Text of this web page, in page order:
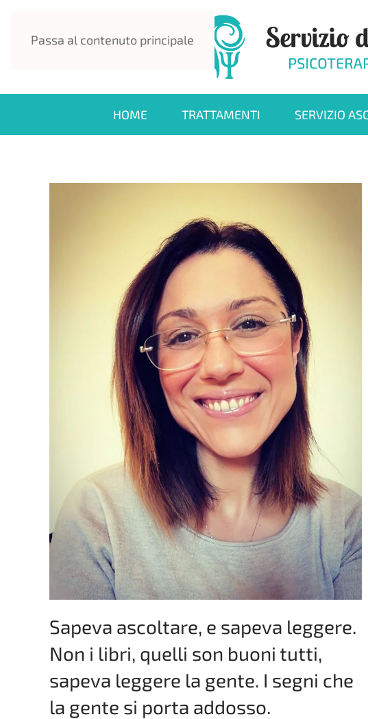
Passa al contenuto principale
HOME TRATTAMENTI SERVIZIO
Sapeva ascoltare, e sapeva leggere.
Non i libri, quelli son buoni tutti,
sapeva leggere la gente. I segni che
la gente si porta addosso.